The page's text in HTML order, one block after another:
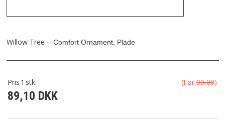
FRAGT
KONTAKT
FORTRYDELSESRET
Willow Tree - Comfort Ornament, Plade
Pris 1 stk. (Før99,00)
89,10 DKK